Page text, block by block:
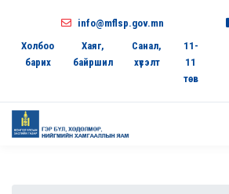
info@mflsp.gov.mn
Холбоо
барих
Хаяг,
байршил
Санал,
хүсэлт
11-
11
төв